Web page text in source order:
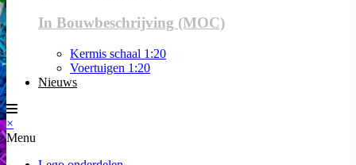
In Bouwbeschrijving (MOC)
Kermis schaal 1:20
Voertuigen 1:20
Nieuws
×
Menu